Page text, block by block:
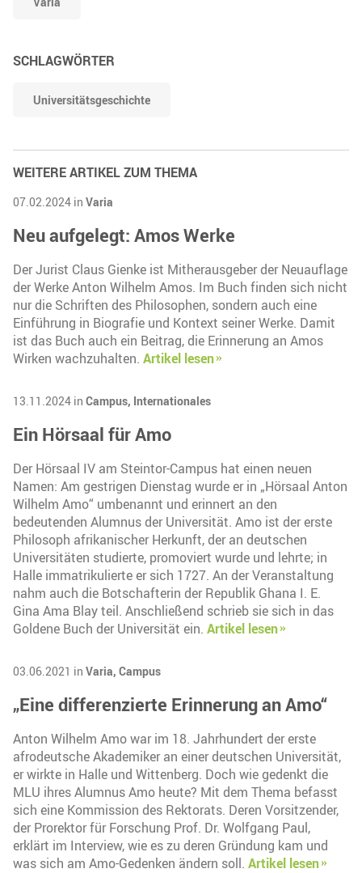
SCHLAGWÖRTER
Universitätsgeschichte
WEITERE ARTIKEL ZUM THEMA
07.02.2024 in Varia
Neu aufgelegt: Amos Werke
Der Jurist Claus Gienke ist Mitherausgeber der Neuauflage
der Werke Anton Wilhelm Amos. Im Buch finden sich nicht
nur die Schriften des Philosophen, sondern auch eine
Einführung in Biografie und Kontext seiner Werke. Damit
ist das Buch auch ein Beitrag, die Erinnerung an Amos
Wirken wachzuhalten. Artikel lesen
13.11.2024 in Campus, Internationales
Ein Hörsaal für Amo
Der Hörsaal IV am Steintor-Campus hat einen neuen
Namen: Am gestrigen Dienstag wurde er in „Hörsaal Anton
Wilhelm Amo“ umbenannt und erinnert an den
bedeutenden Alumnus der Universität. Amo ist der erste
Philosoph afrikanischer Herkunft, der an deutschen
Universitäten studierte, promoviert wurde und lehrte; in
Halle immatrikulierte er sich 1727. An der Veranstaltung
nahm auch die Botschafterin der Republik Ghana I. E.
Gina Ama Blay teil. Anschließend schrieb sie sich in das
Goldene Buch der Universität ein. Artikel lesen
03.06.2021 in Varia, Campus
„Eine differenzierte Erinnerung an Amo“
Anton Wilhelm Amo war im 18. Jahrhundert der erste
afrodeutsche Akademiker an einer deutschen Universität,
er wirkte in Halle und Wittenberg. Doch wie gedenkt die
MLU ihres Alumnus Amo heute? Mit dem Thema befasst
sich eine Kommission des Rektorats. Deren Vorsitzender,
der Prorektor für Forschung Prof. Dr. Wolfgang Paul,
erklärt im Interview, wie es zu deren Gründung kam und
was sich am Amo-Gedenken ändern soll. Artikel lesen